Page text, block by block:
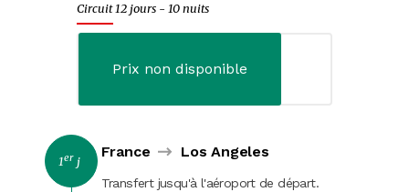
Amériques et Caraïbes
Asie et Océanie
Evènements
Michel Voyages
Nos brochures
Circuit 12 jours - 10 nuits
Prix non disponible
1er j
France Los Angeles
Transfert jusqu'à l'aéroport de départ.